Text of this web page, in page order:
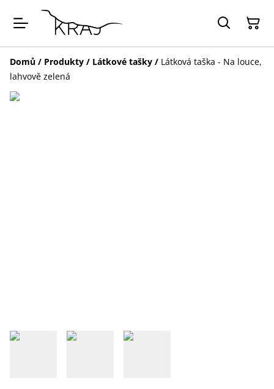
Domů / Produkty / Látkové tašky / Látková taška - Na louce,
lahvově zelená